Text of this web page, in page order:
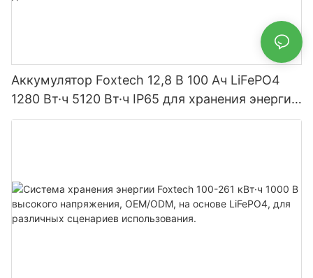
Аккумулятор Foxtech 12,8 В 100 Ач LiFePO4
1280 Вт·ч 5120 Вт·ч IP65 для хранения энергии
и солнечных домашних систем